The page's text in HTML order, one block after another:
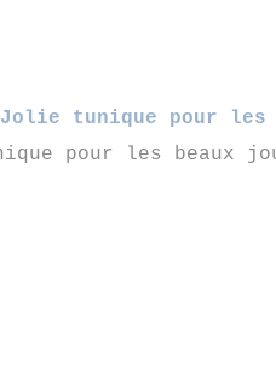
Jolie tunique pour les